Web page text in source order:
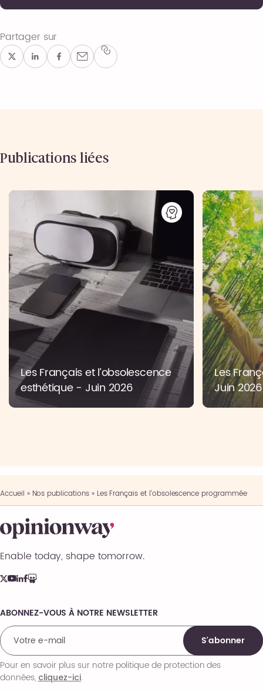
Partager sur
Publications liées
Les Français et l’obsolescence
esthétique - Juin 2026
Les
Juin 2026
Accueil » Nos publications» Les Français et l’obsolescence programmée
Enable today, shape tomorrow.
Comments
ABONNEZ-VOUS À NOTRE NEWSLETTER
S'abonner
Pour en savoir plus sur notre politique de protection des
données,cliquez-ici.